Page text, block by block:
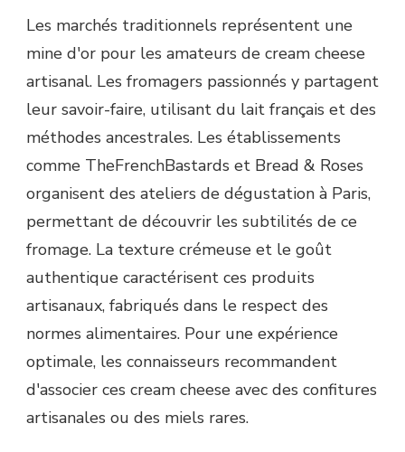
Les marchés traditionnels représentent une
mine d'or pour les amateurs de cream cheese
artisanal. Les fromagers passionnés y partagent
leur savoir-faire, utilisant du lait français et des
méthodes ancestrales. Les établissements
comme TheFrenchBastards et Bread & Roses
organisent des ateliers de dégustation à Paris,
permettant de découvrir les subtilités de ce
fromage. La texture crémeuse et le goût
authentique caractérisent ces produits
artisanaux, fabriqués dans le respect des
normes alimentaires. Pour une expérience
optimale, les connaisseurs recommandent
d'associer ces cream cheese avec des confitures
artisanales ou des miels rares.